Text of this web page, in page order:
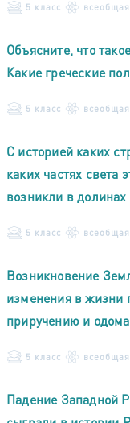
5 класс
Объясните, что
Какие греческие
5 класс
С историей каких
каких частях света
возникли в
5 класс
Возникновение
изменения в жизни
приручению и
5 класс
Падение Западной